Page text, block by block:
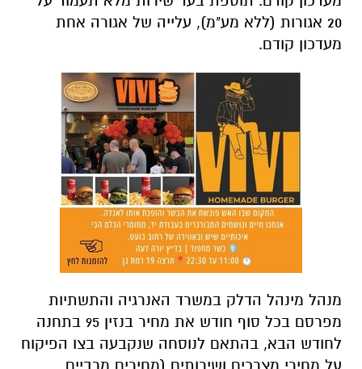
20 אגורות (ללא מע"מ), עלייה של אגורה אחת
מעדכון קודם.
מנהל מינהל הדלק במשרד האנרגיה והתשתיות
מפרסם בכל סוף חודש את מחיר בנזין 95 בתחנה
לחודש הבא, בהתאם לנוסחה שנקבעה בצו הפיקוח
על מחירי מצרכים ושירותים (מחירים מרביים
בתחנות תדלוק), התשס"ב-2002.
בהתאם לצו, מחיר הבנזין בתחנה מתבסס על
ממוצע מחירי הדלק באזור אגן הים התיכון בחמישה
ימי מסחר, שקדמו לשני ימי העבודה האחרונים בכל
בנוסף, כולל המחיר סל הוצאות שיווק, מס הבלו
ומס ערך מוסף. התרגום לש"ח מתבצע לפי שער